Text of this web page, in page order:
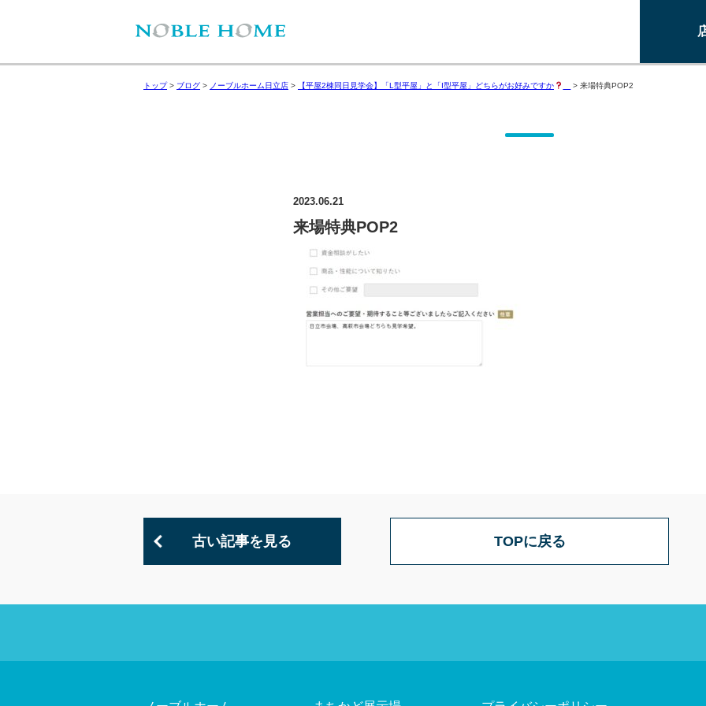
トップ> ブログ > ノーブルホーム日立店 > 【平屋2棟同日見学会】「L型平屋」と「I型平屋」どちらがお好みですか >来場特典POP2
2023.06.21
来場特典POP2
古い記事を見る TOPに戻る